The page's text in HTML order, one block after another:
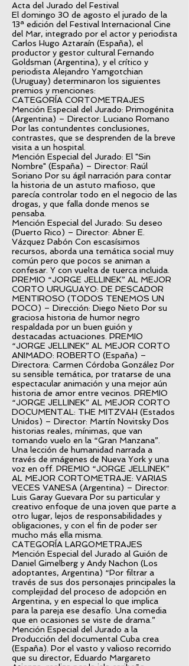
Acta del Jurado del Festival
El domingo 30 de agosto el jurado de la
13ª edición del Festival Internacional Cine
del Mar, integrado por el actor y periodista
Carlos Hugo Aztaraín (España), el
productor y gestor cultural Fernando
Goldsman (Argentina), y el crítico y
periodista Alejandro Yamgotchian
(Uruguay) determinaron los siguientes
premios y menciones:
CATEGORÍA CORTOMETRAJES
Mención Especial del Jurado: Primogénita
(Argentina) – Director: Luciano Romano
Por las contundentes conclusiones,
contrastes, que se desprenden de la breve
visita a un hospital.
Mención Especial del Jurado: El "Sin
Nombre" (España) – Director: Raúl
Soriano Por su ágil narración para contar
la historia de un astuto mafioso, que
parecía controlar todo en el negocio de las
drogas, y que falla donde menos se
pensaba.
Mención Especial del Jurado: Su deseo
(Puerto Rico) – Director: Abner E.
Vázquez Pabón Con escasísimos
recursos, aborda una temática social muy
común pero que pocos se animan a
confesar. Y con vuelta de tuerca incluida.
PREMIO “JORGE JELLINEK” AL MEJOR
CORTO URUGUAYO: DE PESCADOR
MENTIROSO (TODOS TENEMOS UN
POCO) – Dirección: Diego Nieto Por su
graciosa historia de humor negro
respaldada por un buen guión y
destacadas actuaciones. PREMIO
“JORGE JELLINEK” AL MEJOR CORTO
ANIMADO: ROBERTO (España) –
Directora: Carmen Córdoba González Por
su sensible temática, por tratarse de una
espectacular animación y una mejor aún
historia de amor entre vecinos. PREMIO
“JORGE JELLINEK” AL MEJOR CORTO
DOCUMENTAL: THE MITZVAH (Estados
Unidos) – Director: Martín Novitsky Dos
historias reales, mínimas, que van
tomando vuelo en la “Gran Manzana”.
Una lección de humanidad narrada a
través de imágenes de Nueva York y una
voz en off. PREMIO “JORGE JELLINEK”
AL MEJOR CORTOMETRAJE: VARIAS
VECES VANESA (Argentina) – Director:
Luis Garay Guevara Por su particular y
creativo enfoque de una joven que parte a
otro lugar, lejos de responsabilidades y
obligaciones, y con el fin de poder ser
mucho más ella misma.
CATEGORÍA LARGOMETRAJES
Mención Especial del Jurado al Guión de
Daniel Gimelberg y Andy Nachon (Los
adoptantes, Argentina) “Por filtrar a
través de sus dos personajes principales la
complejidad del proceso de adopción en
Argentina, y en especial lo que implica
para la pareja ese desafío. Una comedia
que en ocasiones se viste de drama.”
Mención Especial del Jurado a la
Producción del documental Cuba crea
(España). Por el vasto y valioso recorrido
que su director, Eduardo Margareto